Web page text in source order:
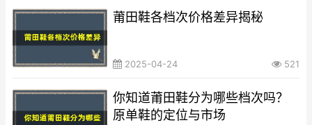
莆田鞋各档次价格差异揭秘
2025-04-24 521
你知道莆田鞋分为哪些档次吗？
原单鞋的定位与市场